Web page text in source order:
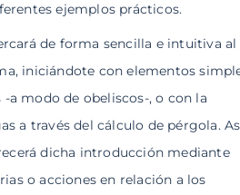
ejemplos prácticos.
de forma sencilla e intuitiva al
iniciándote con elementos
a modo de obeliscos-, o con la
a través del cálculo de pérgola.
dicha introducción mediante
o acciones en relación a los